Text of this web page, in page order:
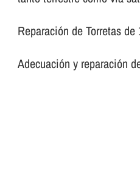
Reparación de Torretas
Adecuación y reparación